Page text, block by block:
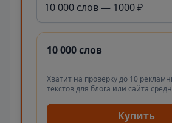
10 000 слов — 1000 ₽
10 000 слов
Хватит на проверку до 10
текстов для блога или сайта
Купить